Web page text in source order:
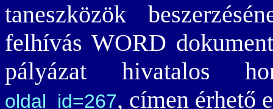
taneszközök
felhívás WORD
pályázat hivatalos
oldal_id=267, címen érhető